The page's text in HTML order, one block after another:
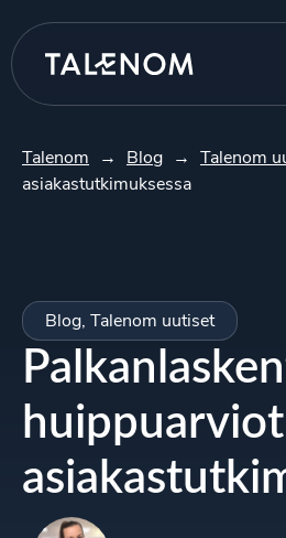
Talenom → Blog → Talenom
asiakastutkimuksessa
Blog, Talenom uutiset
huippuarviot